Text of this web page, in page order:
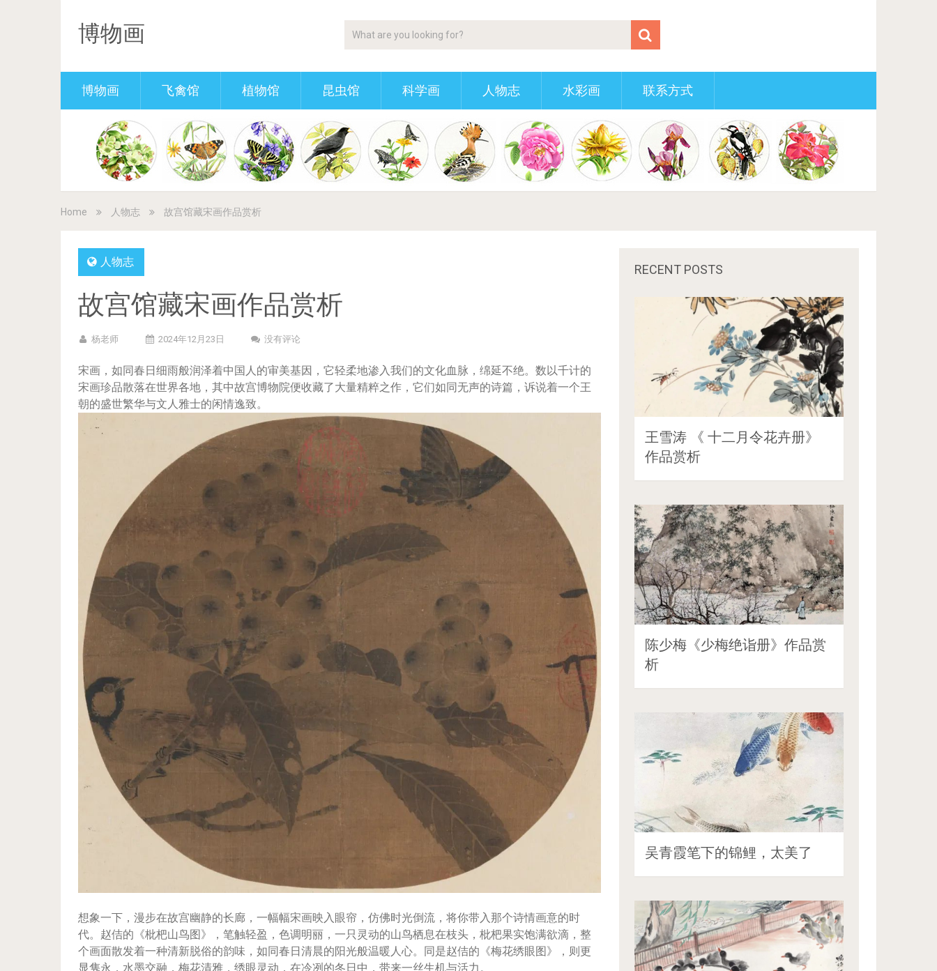
博物画
博物画 飞禽馆 植物馆 昆虫馆 科学画 人物志 水彩画 联系方式
Home 人物志 故宫馆藏宋画作品赏析
人物志
故宫馆藏宋画作品赏析
杨老师 2024年12月23日 没有评论
宋画，如同春日细雨般润泽着中国人的审美基因，它轻柔地渗入我们的文化血脉，绵延不绝。数以千计的
宋画珍品散落在世界各地，其中故宫博物院便收藏了大量精粹之作，它们如同无声的诗篇，诉说着一个王
朝的盛世繁华与文人雅士的闲情逸致。
想象一下，漫步在故宫幽静的长廊，一幅幅宋画映入眼帘，仿佛时光倒流，将你带入那个诗情画意的时
代。赵佶的《枇杷山鸟图》，笔触轻盈，色调明丽，一只灵动的山鸟栖息在枝头，枇杷果实饱满欲滴，整
个画面散发着一种清新脱俗的韵味，如同春日清晨的阳光般温暖人心。同是赵佶的《梅花绣眼图》，则更
显隽永，水墨交融，梅花清雅，绣眼灵动，在冷冽的冬日中，带来一丝生机与活力。
RECENT POSTS
王雪涛 《 十二月令花卉册》
作品赏析
陈少梅《少梅绝诣册》作品赏
析
吴青霞笔下的锦鲤，太美了